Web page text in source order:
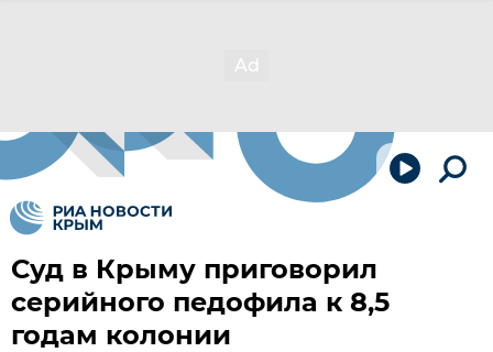
Суд в Крыму приговорил
серийного педофила к 8,5
годам колонии